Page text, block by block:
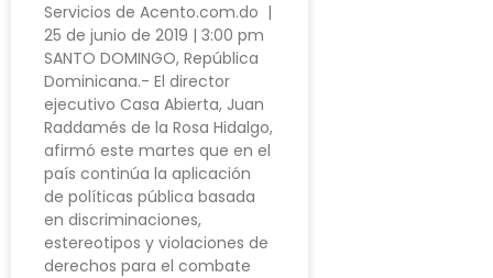
Servicios de Acento.com.do |
25 de junio de 2019 | 3:00 pm
SANTO DOMINGO, República
Dominicana.- El director
ejecutivo Casa Abierta, Juan
Raddamés de la Rosa Hidalgo,
afirmó este martes que en el
país continúa la aplicación
de políticas pública basada
en discriminaciones,
estereotipos y violaciones de
derechos para el combate